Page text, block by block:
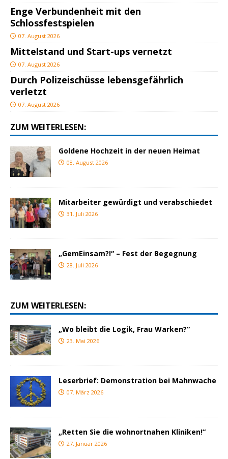
Enge Verbundenheit mit den
Schlossfestspielen
07. August 2026
Mittelstand und Start-ups vernetzt
07. August 2026
Durch Polizeischüsse lebensgefährlich
verletzt
07. August 2026
ZUM WEITERLESEN:
Goldene Hochzeit in der neuen Heimat
08. August 2026
Mitarbeiter gewürdigt und verabschiedet
31. Juli 2026
„GemEinsam?!“ – Fest der Begegnung
28. Juli 2026
ZUM WEITERLESEN:
„Wo bleibt die Logik, Frau Warken?“
23. Mai 2026
Leserbrief: Demonstration bei Mahnwache
07. März 2026
„Retten Sie die wohnortnahen Kliniken!“
27. Januar 2026